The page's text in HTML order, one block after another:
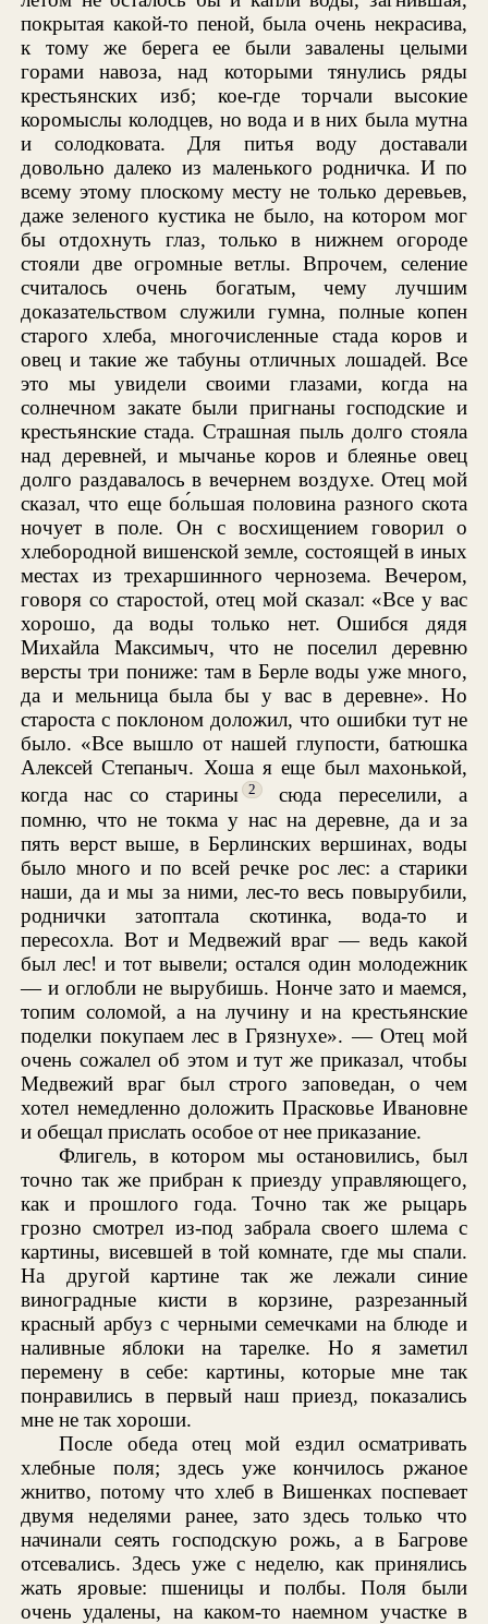
покрытая какой-то пеной, была очень некрасива,
к тому же берега ее были завалены целыми
горами навоза, над которыми тянулись ряды
крестьянских изб; кое-где торчали высокие
коромыслы колодцев, но вода и в них была мутна
и солодковата. Для питья воду доставали
довольно далеко из маленького родничка. И по
всему этому плоскому месту не только деревьев,
даже зеленого кустика не было, на котором мог
бы отдохнуть глаз, только в нижнем огороде
стояли две огромные ветлы. Впрочем, селение
считалось очень богатым, чему лучшим
доказательством служили гумна, полные копен
старого хлеба, многочисленные стада коров и
овец и такие же табуны отличных лошадей. Все
это мы увидели своими глазами, когда на
солнечном закате были пригнаны господские и
крестьянские стада. Страшная пыль долго стояла
над деревней, и мычанье коров и блеянье овец
долго раздавалось в вечернем воздухе. Отец мой
сказал, что еще бо́льшая половина разного скота
ночует в поле. Он с восхищением говорил о
хлебородной вишенской земле, состоящей в иных
местах из трехаршинного чернозема. Вечером,
говоря со старостой, отец мой сказал: «Все у вас
хорошо, да воды только нет. Ошибся дядя
Михайла Максимыч, что не поселил деревню
версты три пониже: там в Берле воды уже много,
да и мельница была бы у вас в деревне». Но
староста с поклоном доложил, что ошибки тут не
было. «Все вышло от нашей глупости, батюшка
Алексей Степаныч. Хоша я еще был махонькой,
когда нас со старины
2
сюда переселили, а
помню, что не токма у нас на деревне, да и за
пять верст выше, в Берлинских вершинах, воды
было много и по всей речке рос лес: а старики
наши, да и мы за ними, лес-то весь повырубили,
роднички затоптала скотинка, вода-то и
пересохла. Вот и Медвежий враг — ведь какой
был лес! и тот вывели; остался один молодежник
— и оглобли не вырубишь. Нонче зато и маемся,
топим соломой, а на лучину и на крестьянские
поделки покупаем лес в Грязнухе». — Отец мой
очень сожалел об этом и тут же приказал, чтобы
Медвежий враг был строго заповедан, о чем
хотел немедленно доложить Прасковье Ивановне
и обещал прислать особое от нее приказание.
Флигель, в котором мы остановились, был
точно так же прибран к приезду управляющего,
как и прошлого года. Точно так же рыцарь
грозно смотрел из-под забрала своего шлема с
картины, висевшей в той комнате, где мы спали.
На другой картине так же лежали синие
виноградные кисти в корзине, разрезанный
красный арбуз с черными семечками на блюде и
наливные яблоки на тарелке. Но я заметил
перемену в себе: картины, которые мне так
понравились в первый наш приезд, показались
мне не так хороши.
После обеда отец мой ездил осматривать
хлебные поля; здесь уже кончилось ржаное
жнитво, потому что хлеб в Вишенках поспевает
двумя неделями ранее, зато здесь только что
начинали сеять господскую рожь, а в Багрове
отсевались. Здесь уже с неделю, как принялись
жать яровые: пшеницы и полбы. Поля были
очень удалены, на каком-то наемном участке в